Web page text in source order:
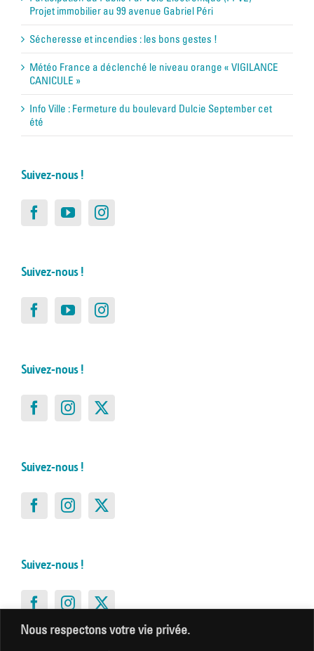
Nous respectons votre vie privée.
Projet immobilier au 99 avenue Gabriel Péri
Sécheresse et incendies : les bons gestes !
Météo France a déclenché le niveau orange « VIGILANCE
CANICULE »
Info Ville : Fermeture du boulevard Dulcie September cet
été
Suivez-nous !
Suivez-nous !
Suivez-nous !
Suivez-nous !
Suivez-nous !